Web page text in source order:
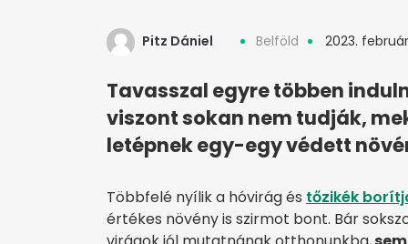
Pitz Dániel Belföld 2023.
Tavasszal egyre többen
viszont sokan nem tudják,
letépnek egy-egy védett
Többfelé nyílik a hóvirág és tőzikék
értékes növény is szirmot bont. Bár